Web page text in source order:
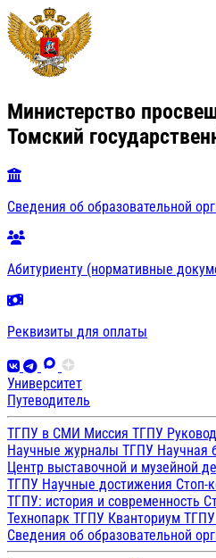
Министерство
Томский
Сведения об образовательной
Абитуриенту (нормативные
Реквизиты для оплаты
Университет
Путеводитель
ТГПУ в СМИ Миссия ТГПУ
Научные журналы ТГПУ Научная
Центр выставочной и музейной
ТГПУ Научные достижения Стоп-
ТГПУ: история и современность
Технопарк ТГПУ Кванториум ТГПУ
Сведения об образовательной